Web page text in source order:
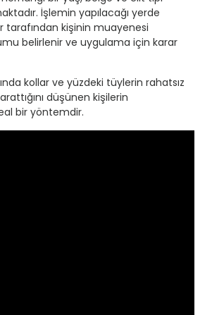
İşlemin yapılacağı yerde
tarafından kişinin muayenesi
belirlenir ve uygulama için karar
kollar ve yüzdeki tüylerin rahatsız
düşünen kişilerin
bir yöntemdir.